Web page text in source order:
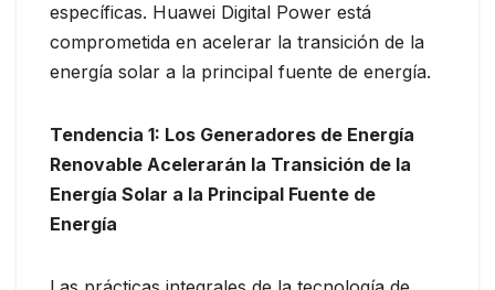
específicas. Huawei Digital Power está
comprometida en acelerar la transición de la
energía solar a la principal fuente de energía.
Tendencia 1: Los Generadores de Energía
Renovable Acelerarán la Transición de la
Energía Solar a la Principal Fuente de
Energía